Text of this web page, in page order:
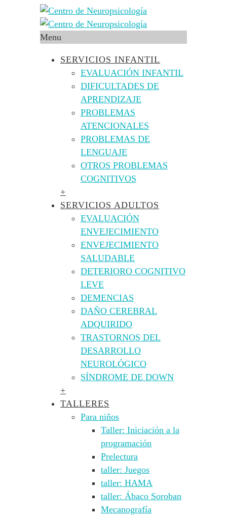
Menu
SERVICIOS INFANTIL
EVALUACIÓN INFANTIL
DIFICULTADES DE
APRENDIZAJE
PROBLEMAS
ATENCIONALES
PROBLEMAS DE
LENGUAJE
OTROS PROBLEMAS
COGNITIVOS
+
SERVICIOS ADULTOS
EVALUACIÓN
ENVEJECIMIENTO
ENVEJECIMIENTO
SALUDABLE
DETERIORO COGNITIVO
LEVE
DEMENCIAS
DAÑO CEREBRAL
ADQUIRIDO
TRASTORNOS DEL
DESARROLLO
NEUROLÓGICO
SÍNDROME DE DOWN
+
TALLERES
Para niños
Taller: Iniciación a la
programación
Prelectura
taller: Juegos
taller: HAMA
taller: Ábaco Soroban
Mecanografía